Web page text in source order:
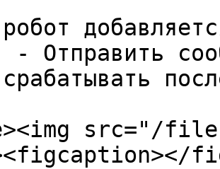
робот
- Отправить
src="/files/